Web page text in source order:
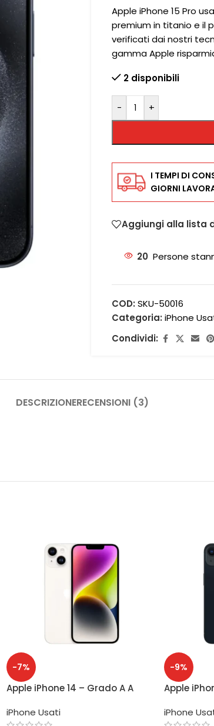
Apple iPhone 15 Pro
premium in titanio e il
verificati dai nostri
gamma Apple
2 disponibili
- +
I TEMPI DI
GIORNI
Aggiungi alla lista
20 Persone
COD: SKU-50016
Categoria: iPhone
Condividi:
DESCRIZIONERECENSIONI (3)
-7%
Apple iPhone 14 – Grado A A
iPhone Usati
-9%
Apple
iPhone